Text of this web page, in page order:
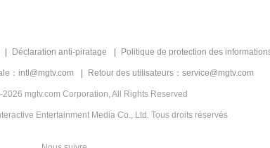
Déclaration anti-piratage Politique de protection des
：intl@mgtv.com Retour des utilisateurs：service@mgtv.com
mgtv.com Corporation, All Rights Reserved
Entertainment Media Co., Ltd. Tous droits réservés